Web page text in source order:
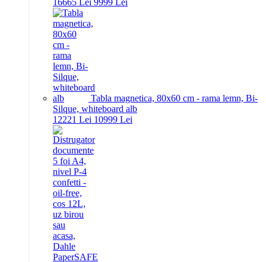
16665 Lei 9999 Lei
Tabla magnetica, 80x60 cm - rama lemn, Bi-
Silque, whiteboard alb
12221 Lei 10999 Lei